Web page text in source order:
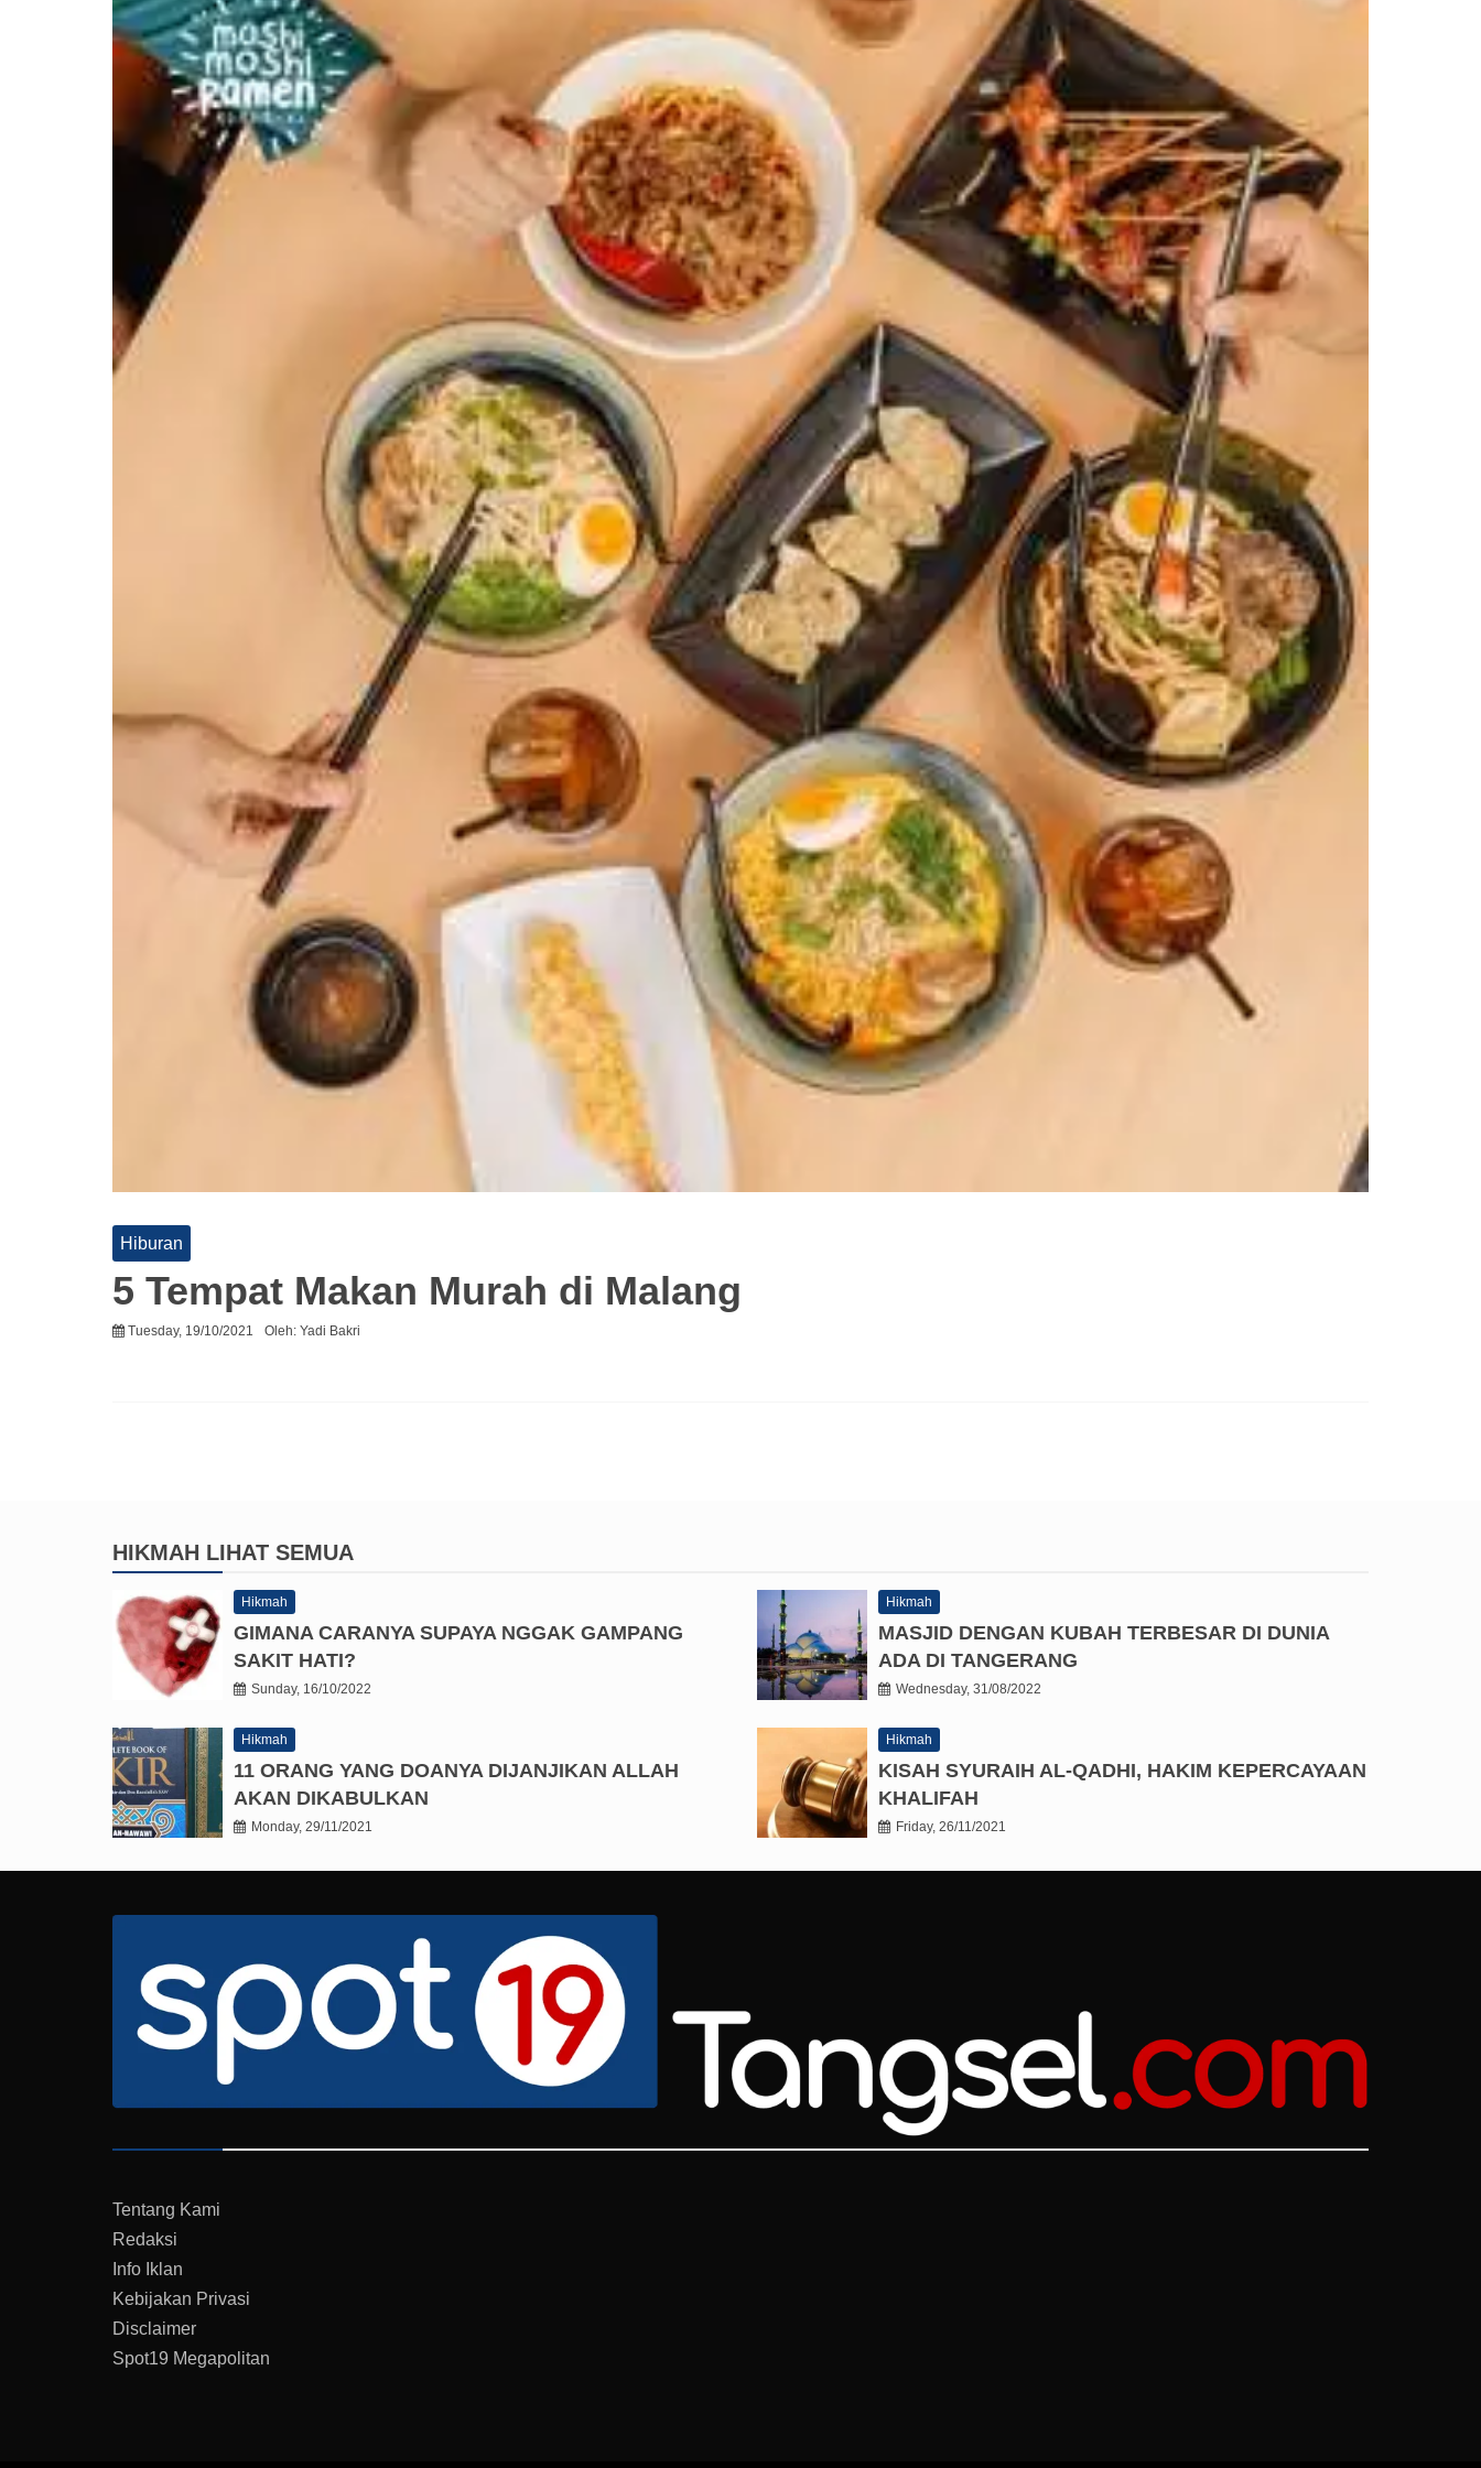
Hiburan
5 Tempat Makan Murah di Malang
Tuesday, 19/10/2021 Oleh: Yadi Bakri
HIKMAH LIHAT SEMUA
Hikmah
GIMANA CARANYA SUPAYA NGGAK GAMPANG
SAKIT HATI?
Sunday, 16/10/2022
Hikmah
MASJID DENGAN KUBAH TERBESAR DI DUNIA
ADA DI TANGERANG
Wednesday, 31/08/2022
Hikmah
11 ORANG YANG DOANYA DIJANJIKAN ALLAH
AKAN DIKABULKAN
Monday, 29/11/2021
Hikmah
KISAH SYURAIH AL-QADHI, HAKIM KEPERCAYAAN
KHALIFAH
Friday, 26/11/2021
Tentang Kami
Redaksi
Info Iklan
Kebijakan Privasi
Disclaimer
Spot19 Megapolitan